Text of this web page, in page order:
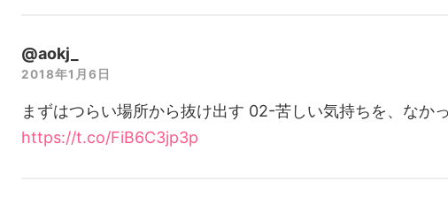
@aokj_
2018年1月6日
まずはつらい場所から抜け出す 02-苦しい気持ちを、なか
https://t.co/FiB6C3jp3p